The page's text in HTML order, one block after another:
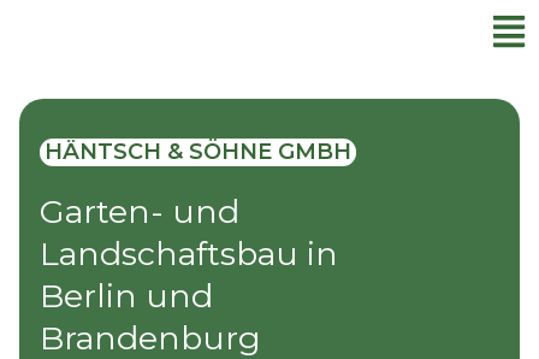
HÄNTSCH & SÖHNE GMBH
Garten- und
Landschaftsbau in
Berlin und
Brandenburg